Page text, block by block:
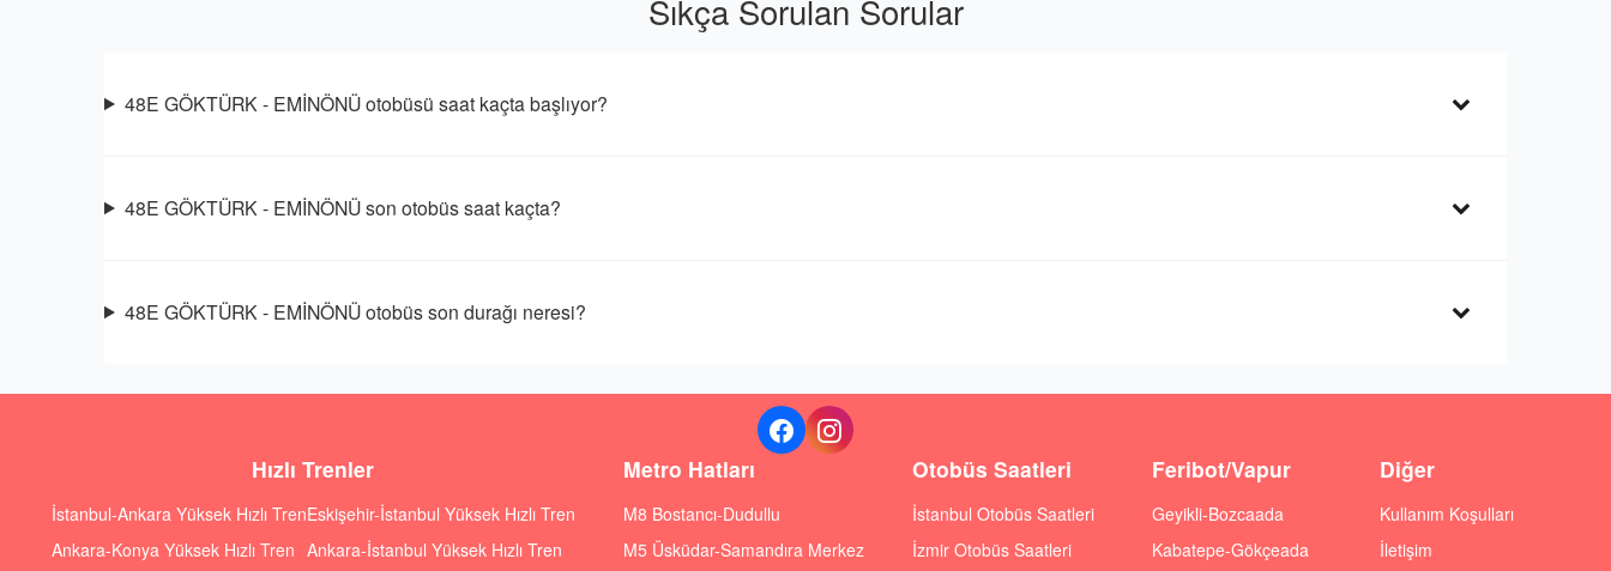
Sıkça Sorulan Sorular
48E GÖKTÜRK - EMİNÖNÜ otobüsü saat kaçta başlıyor?
48E GÖKTÜRK - EMİNÖNÜ son otobüs saat kaçta?
48E GÖKTÜRK - EMİNÖNÜ otobüs son durağı neresi?
Hızlı Trenler
İstanbul-Ankara Yüksek Hızlı Tren
Ankara-Konya Yüksek Hızlı Tren
Eskişehir-İstanbul Yüksek Hızlı Tren
Ankara-İstanbul Yüksek Hızlı Tren
Metro Hatları
M8 Bostancı-Dudullu
M5 Üsküdar-Samandıra Merkez
Otobüs Saatleri
İstanbul Otobüs Saatleri
İzmir Otobüs Saatleri
Feribot/Vapur
Geyikli-Bozcaada
Kabatepe-Gökçeada
Diğer
Kullanım Koşulları
İletişim